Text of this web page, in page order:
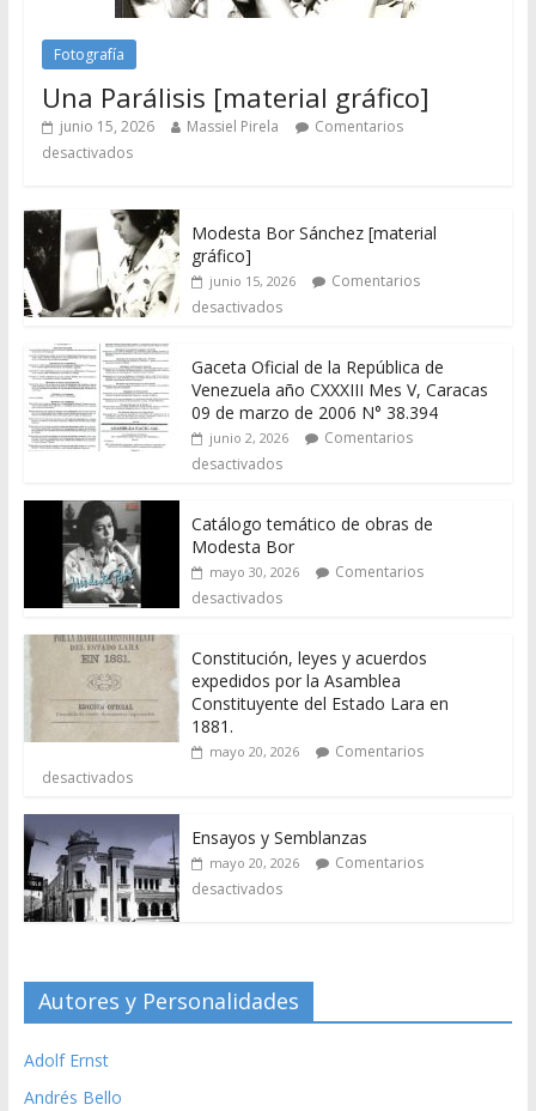
Fotografía
Una Parálisis [material gráfico]
junio 15, 2026 Massiel Pirela
Comentarios
desactivados
Modesta Bor Sánchez [material
gráfico]
junio 15, 2026
Comentarios
desactivados
Gaceta Oficial de la República de
Venezuela año CXXXIII Mes V, Caracas
09 de marzo de 2006 N° 38.394
junio 2, 2026
Comentarios
desactivados
Catálogo temático de obras de
Modesta Bor
mayo 30, 2026
Comentarios
desactivados
Constitución, leyes y acuerdos
expedidos por la Asamblea
Constituyente del Estado Lara en
1881.
mayo 20, 2026
Comentarios
desactivados
Ensayos y Semblanzas
mayo 20, 2026
Comentarios
desactivados
Autores y Personalidades
Adolf Ernst
Andrés Bello